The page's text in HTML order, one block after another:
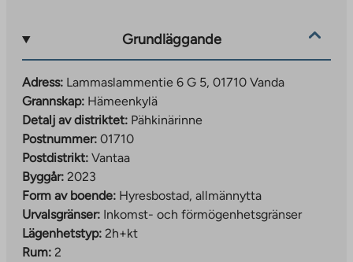
Grundläggande
Adress: Lammaslammentie 6 G 5, 01710 Vanda
Grannskap: Hämeenkylä
Detalj av distriktet: Pähkinärinne
Postnummer: 01710
Postdistrikt: Vantaa
Byggår: 2023
Form av boende: Hyresbostad, allmännytta
Urvalsgränser: Inkomst- och förmögenhetsgränser
Lägenhetstyp: 2h+kt
Rum: 2